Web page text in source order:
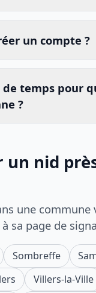
un compte ?
de temps pour
?
un nid
une commune
sa page de
Sombreffe
Villers-la-Ville